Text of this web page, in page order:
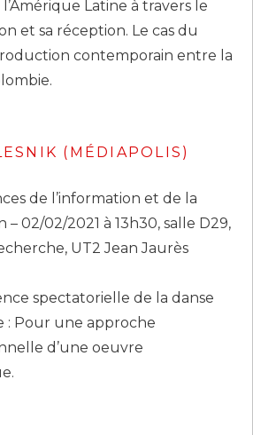
Latine à travers le
et sa réception. Le cas du
contemporain entre la
(MÉDIAPOLIS)
de l’information et de la
02/02/2021 à 13h30, salle D29,
UT2 Jean Jaurès
spectatorielle de la danse
: Pour une approche
d’une oeuvre